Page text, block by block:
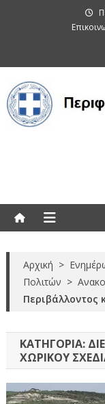
Αρχική >
Πολιτών >
Περιβάλλοντος
ΚΑΤΗΓΟΡΊΑ:
ΧΩΡΙΚΟΎ